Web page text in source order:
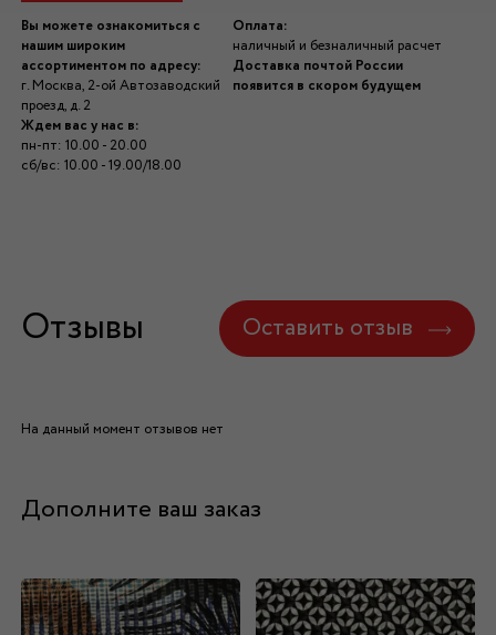
Вы можете ознакомиться с
нашим широким
ассортиментом по адресу:
г. Москва, 2-ой Автозаводский
проезд, д. 2
Ждем вас у нас в:
пн-пт: 10.00 - 20.00
сб/вс: 10.00 - 19.00/18.00
Оплата:
наличный и безналичный расчет
Доставка почтой России
появится в скором будущем
Отзывы Оставить отзыв
На данный момент отзывов нет
Дополните ваш заказ